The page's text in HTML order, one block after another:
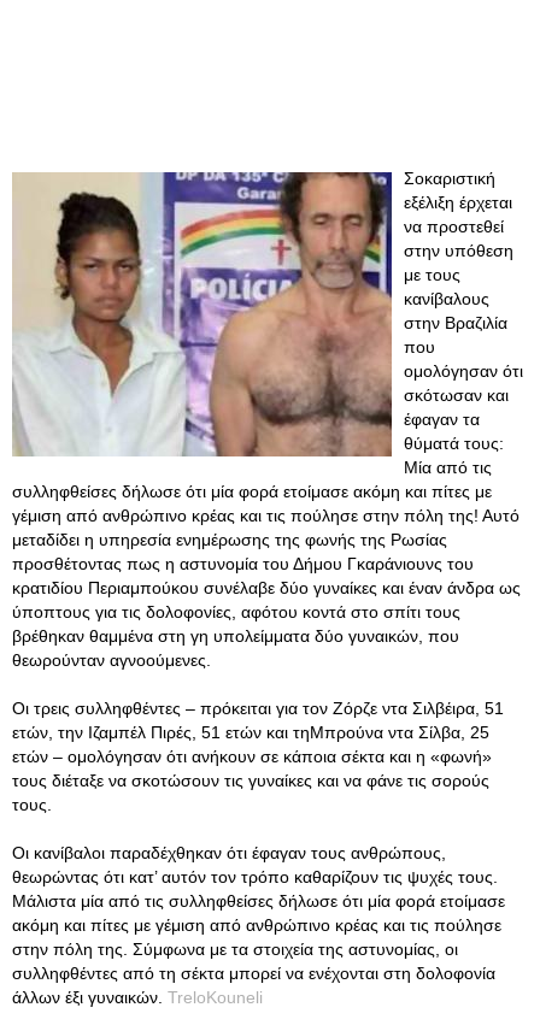
Σοκαριστική
εξέλιξη έρχεται
να προστεθεί
στην υπόθεση
με τους
κανίβαλους
στην Βραζιλία
που
ομολόγησαν ότι
σκότωσαν και
έφαγαν τα
θύματά τους:
Mία από τις
συλληφθείσες δήλωσε ότι μία φορά ετοίμασε ακόμη και πίτες με
γέμιση από ανθρώπινο κρέας και τις πούλησε στην πόλη της! Αυτό
μεταδίδει η υπηρεσία ενημέρωσης της φωνής της Ρωσίας
προσθέτοντας πως η αστυνομία του Δήμου Γκαράνιουνς του
κρατιδίου Περιαμπούκου συνέλαβε δύο γυναίκες και έναν άνδρα ως
ύποπτους για τις δολοφονίες, αφότου κοντά στο σπίτι τους
βρέθηκαν θαμμένα στη γη υπολείμματα δύο γυναικών, που
θεωρούνταν αγνοούμενες.
Οι τρεις συλληφθέντες – πρόκειται για τον Ζόρζε ντα Σιλβέιρα, 51
ετών, την Ιζαμπέλ Πιρές, 51 ετών και τηΜπρούνα ντα Σίλβα, 25
ετών – ομολόγησαν ότι ανήκουν σε κάποια σέκτα και η «φωνή»
τους διέταξε να σκοτώσουν τις γυναίκες και να φάνε τις σορούς
τους.
Οι κανίβαλοι παραδέχθηκαν ότι έφαγαν τους ανθρώπους,
θεωρώντας ότι κατ’ αυτόν τον τρόπο καθαρίζουν τις ψυχές τους.
Μάλιστα μία από τις συλληφθείσες δήλωσε ότι μία φορά ετοίμασε
ακόμη και πίτες με γέμιση από ανθρώπινο κρέας και τις πούλησε
στην πόλη της. Σύμφωνα με τα στοιχεία της αστυνομίας, οι
συλληφθέντες από τη σέκτα μπορεί να ενέχονται στη δολοφονία
άλλων έξι γυναικών. TreloKouneli